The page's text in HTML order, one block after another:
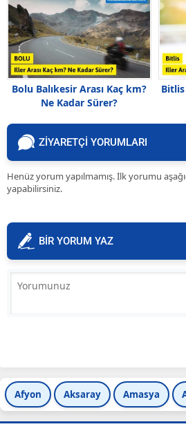
Bolu Balıkesir Arası Kaç km?
Ne Kadar Sürer?
Bitlis
ZİYARETÇİ YORUMLARI
Henüz yorum yapılmamış. İlk yorumu
yapabilirsiniz.
BİR YORUM YAZ
Afyon Aksaray Amasya